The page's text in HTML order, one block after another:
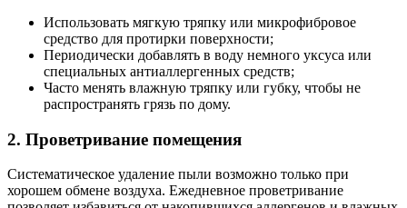
Использовать мягкую тряпку или микрофибровое
средство для протирки поверхности;
Периодически добавлять в воду немного уксуса или
специальных антиаллергенных средств;
Часто менять влажную тряпку или губку, чтобы не
распространять грязь по дому.
2. Проветривание помещения
Систематическое удаление пыли возможно только при
хорошем обмене воздуха. Ежедневное проветривание